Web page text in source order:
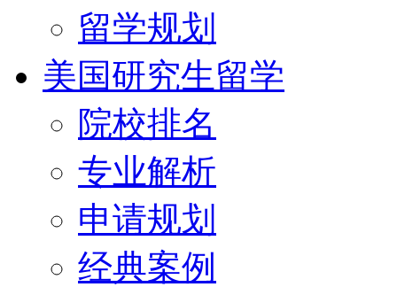
留学规划
美国研究生留学
院校排名
专业解析
申请规划
经典案例